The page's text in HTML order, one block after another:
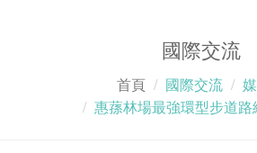
國際交流
首頁 國際交流
惠蓀林場最強環型步道路